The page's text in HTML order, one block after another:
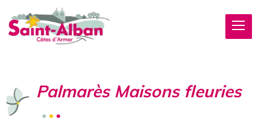
Palmarès Maisons fleuries